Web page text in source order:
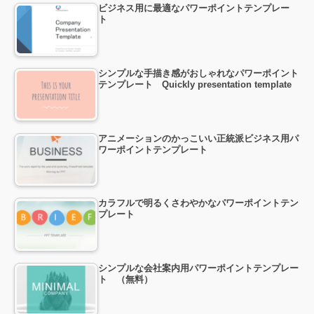
ビジネス用に最適なパワーポイントテンプレー
ト
シンプルな手描き感がおしゃれなパワーポイント
テンプレート Quickly presentation template
アニメーションのかっこいい正統派ビジネス用パ
ワーポイントテンプレート
カラフルで明るくさわやかなパワーポイントテン
プレート
シンプルな会社案内用パワーポイントテンプレー
ト （無料）